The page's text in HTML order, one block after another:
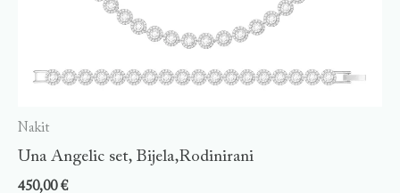
Nakit
Una Angelic set, Bijela,Rodinirani
450,00€